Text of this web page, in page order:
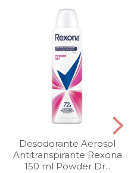
Desodorante Aerosol
Antitranspirante Rexona
150 ml Powder Dr...